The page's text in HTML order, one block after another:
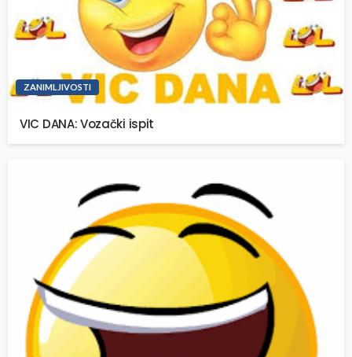
ZANIMLJIVOSTI
VIC DANA: Vozački ispit